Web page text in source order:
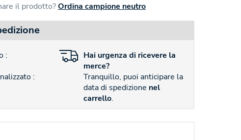
il prodotto?Ordina campione neutro
:
:
Hai urgenza di ricevere la
merce?
Tranquillo, puoi anticipare la
data di spedizione nel
carrello.